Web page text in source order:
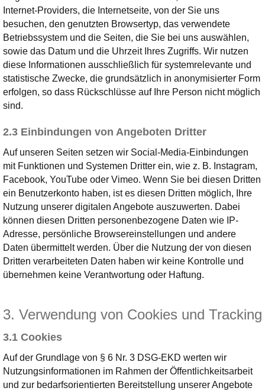
Internet-Providers, die Internetseite, von der Sie uns
besuchen, den genutzten Browsertyp, das verwendete
Betriebssystem und die Seiten, die Sie bei uns auswählen,
sowie das Datum und die Uhrzeit Ihres Zugriffs. Wir nutzen
diese Informationen ausschließlich für systemrelevante und
statistische Zwecke, die grundsätzlich in anonymisierter Form
erfolgen, so dass Rückschlüsse auf Ihre Person nicht möglich
sind.
2.3 Einbindungen von Angeboten Dritter
Auf unseren Seiten setzen wir Social-Media-Einbindungen
mit Funktionen und Systemen Dritter ein, wie z. B. Instagram,
Facebook, YouTube oder Vimeo. Wenn Sie bei diesen Dritten
ein Benutzerkonto haben, ist es diesen Dritten möglich, Ihre
Nutzung unserer digitalen Angebote auszuwerten. Dabei
können diesen Dritten personenbezogene Daten wie IP-
Adresse, persönliche Browsereinstellungen und andere
Daten übermittelt werden. Über die Nutzung der von diesen
Dritten verarbeiteten Daten haben wir keine Kontrolle und
übernehmen keine Verantwortung oder Haftung.
3. Verwendung von Cookies und Tracking
3.1 Cookies
Auf der Grundlage von § 6 Nr. 3 DSG-EKD werten wir
Nutzungsinformationen im Rahmen der Öffentlichkeitsarbeit
und zur bedarfsorientierten Bereitstellung unserer Angebote